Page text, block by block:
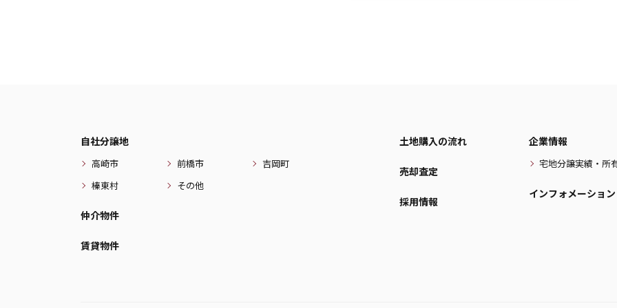
自社分譲地
高崎市 前橋市
吉岡町
榛東村
その他
仲介物件
賃貸物件
土地購入の流れ
売却査定
採用情報
企業情報
宅地分譲実績・所
インフォメーション